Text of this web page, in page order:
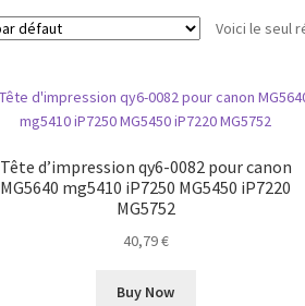
Voici le seul
Tête d’impression qy6-0082 pour canon
MG5640 mg5410 iP7250 MG5450 iP7220
MG5752
40,79€
Buy Now